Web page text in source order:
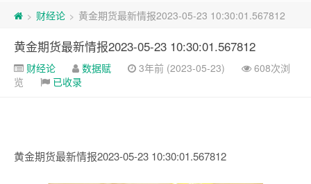
> 财经论 > 黄金期货最新情报2023-05-23 10:30:01.567812
黄金期货最新情报2023-05-23 10:30:01.567812
财经论 数据赋 3年前 (2023-05-23)
608次浏
览
已收录
黄金期货最新情报2023-05-23 10:30:01.567812